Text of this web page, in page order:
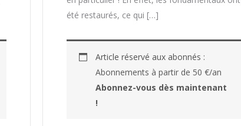
été restaurés, ce qui […]
Article réservé aux abonnés :
Abonnements à partir de 50 €/an
Abonnez-vous dès maintenant
!